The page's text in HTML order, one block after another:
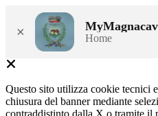
× Home
Questo sito utilizza cookie tecnici
chiusura del banner mediante
contraddistinto dalla X o tramite il